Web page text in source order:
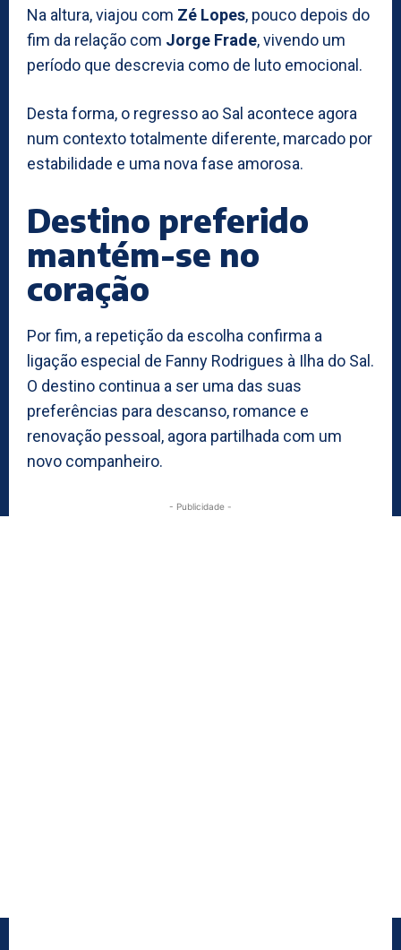
Na altura, viajou com Zé Lopes, pouco depois do
fim da relação com Jorge Frade, vivendo um
período que descrevia como de luto emocional.
Desta forma, o regresso ao Sal acontece agora
num contexto totalmente diferente, marcado por
estabilidade e uma nova fase amorosa.
Destino preferido
mantém-se no
coração
Por fim, a repetição da escolha confirma a
ligação especial de Fanny Rodrigues à Ilha do Sal.
O destino continua a ser uma das suas
preferências para descanso, romance e
renovação pessoal, agora partilhada com um
novo companheiro.
- Publicidade -